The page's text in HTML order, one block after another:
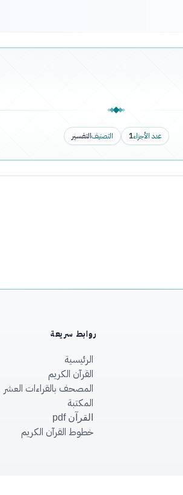
عدد الأجزاء1 التصنيفالتفسير
روابط سريعة
الرئيسية
القرآن الكريم
المصحف بالقراءات العشر
المكتبة
القرآن pdf
خطوط القرآن الكريم